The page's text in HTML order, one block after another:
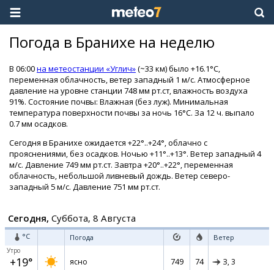
Погода в Бранихе на неделю
В 06:00на метеостанции «Углич»(~33 км) было +16.1°C,
переменная облачность, ветер западный 1 м/с. Атмосферное
давление на уровне станции 748 мм рт.ст, влажность воздуха
91%. Состояние почвы: Влажная (без луж). Минимальная
температура поверхности почвы за ночь 16°C. За 12 ч. выпало
0.7 мм осадков.
Сегодня в Бранихе ожидается +22°..+24°, облачно с
прояснениями, без осадков. Ночью +11°..+13°. Ветер западный 4
м/с. Давление 749 мм рт.ст. Завтра +20°..+22°, переменная
облачность, небольшой ливневый дождь. Ветер северо-
западный 5 м/с. Давление 751 мм рт.ст.
Сегодня, Суббота, 8 Августа
°C Погода Ветер
Утро
+19° ясно 749 74 З, 3